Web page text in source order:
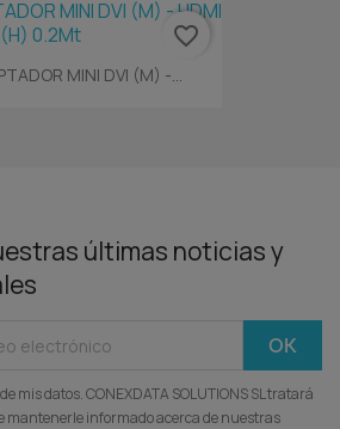
MINI DVI (M) -...
favorite_border
últimas noticias y
mis datos. CONEXDATA SOLUTIONS SL tratará
mantenerle informado acerca de nuestras